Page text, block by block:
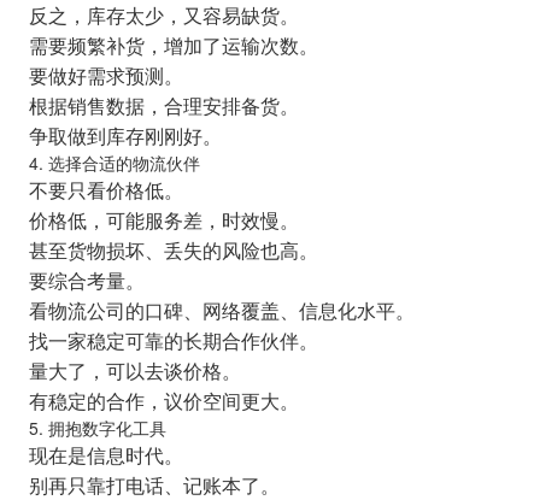
反之，库存太少，又容易缺货。
需要频繁补货，增加了运输次数。
要做好需求预测。
根据销售数据，合理安排备货。
争取做到库存刚刚好。
4. 选择合适的物流伙伴
不要只看价格低。
价格低，可能服务差，时效慢。
甚至货物损坏、丢失的风险也高。
要综合考量。
看物流公司的口碑、网络覆盖、信息化水平。
找一家稳定可靠的长期合作伙伴。
量大了，可以去谈价格。
有稳定的合作，议价空间更大。
5. 拥抱数字化工具
现在是信息时代。
别再只靠打电话、记账本了。